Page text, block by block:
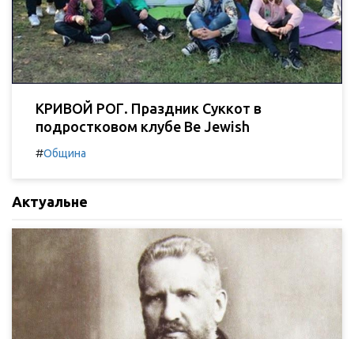
КРИВОЙ РОГ. Праздник Суккот в
подростковом клубе Be Jewish
#Община
Актуальне